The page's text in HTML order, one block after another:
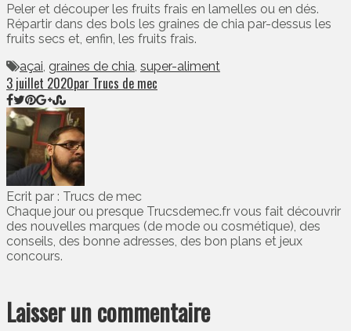
Peler et découper les fruits frais en lamelles ou en dés.
Répartir dans des bols les graines de chia par-dessus les
fruits secs et, enfin, les fruits frais.
açai graines de chia super-aliment
3 juillet 2020par Trucs de mec
Ecrit par : Trucs de mec
Chaque jour ou presque Trucsdemec.fr vous fait découvrir
des nouvelles marques (de mode ou cosmétique), des
conseils, des bonne adresses, des bon plans et jeux
concours.
Laisser un commentaire